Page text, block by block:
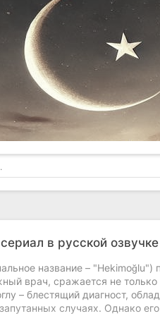
в русской озвучке
название –
врач, сражается не
– блестящий диагност,
случаях. Однако